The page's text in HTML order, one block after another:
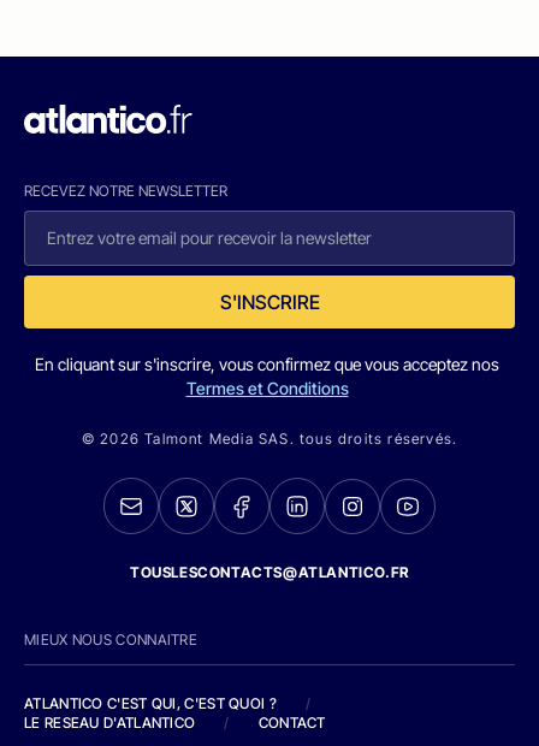
RECEVEZ NOTRE NEWSLETTER
S'INSCRIRE
En cliquant sur s'inscrire, vous confirmez que vous acceptez nos
Termes et Conditions
© 2026 Talmont Media SAS. tous droits réservés.
TOUSLESCONTACTS@ATLANTICO.FR
MIEUX NOUS CONNAITRE
ATLANTICO C'EST QUI, C'EST QUOI ?
/
LE RESEAU D'ATLANTICO
/ CONTACT